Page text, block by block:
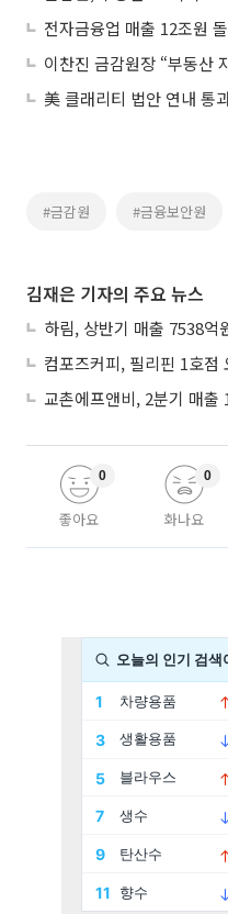
#금감원 #금융보안원
김재은 기자의 주요 뉴스
하림, 상반기 매출 7538
좋아요
0
화나요
0